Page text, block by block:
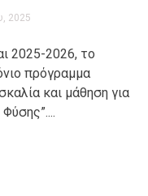
2025
2025-2026, το
πρόγραμμα
και μάθηση για